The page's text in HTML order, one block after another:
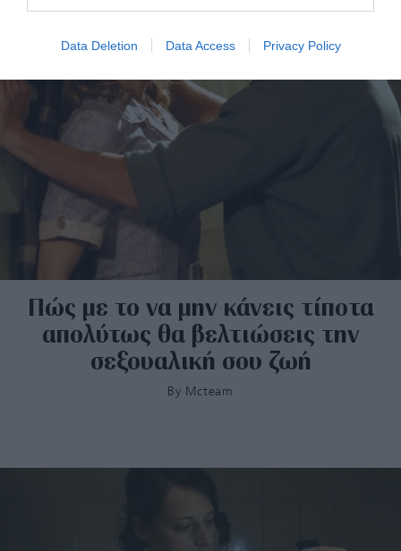
Data Deletion Data Access Privacy Policy
Πώς με το να μην κάνεις τίποτα
απολύτως θα βελτιώσεις την
σεξουαλική σου ζωή
By Mcteam